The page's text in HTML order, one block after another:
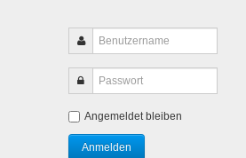
Angemeldet bleiben